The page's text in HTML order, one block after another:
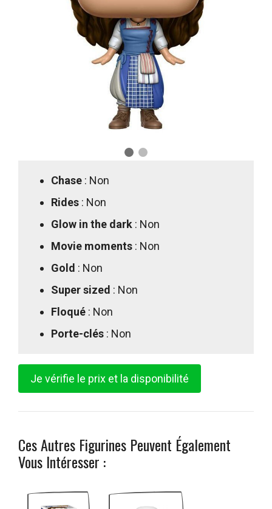
Chase : Non
Rides : Non
Glow in the dark : Non
Movie moments : Non
Gold : Non
Super sized : Non
Floqué : Non
Porte-clés : Non
Je vérifie le prix et la disponibilité
Ces Autres Figurines Peuvent Également
Vous Intéresser :